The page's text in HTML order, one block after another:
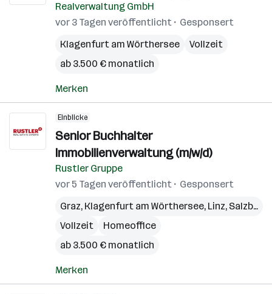
Realverwaltung GmbH
vor 3 Tagen veröffentlicht
Gesponsert
Klagenfurt am Wörthersee
Vollzeit
ab 3.500 € monatlich
Merken
Einblicke
Senior Buchhalter
Immobilienverwaltung (m/w/d)
Rustler Gruppe
vor 5 Tagen veröffentlicht
Gesponsert
Graz, Klagenfurt am Wörthersee, Linz, Salzburg
Vollzeit
Homeoffice
ab 3.500 € monatlich
Merken